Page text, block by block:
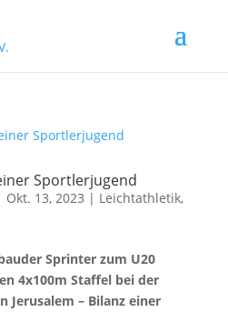
Sportlerjugend
13, 2023 | Leichtathletik,
Sprinter zum U20
4x100m Staffel bei der
Jerusalem – Bilanz einer